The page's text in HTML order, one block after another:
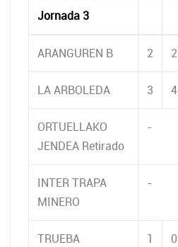
Jornada 3
ARANGUREN B 2 2
LA ARBOLEDA 3 4
ORTUELLAKO
JENDEA Retirado
-
INTER TRAPA
MINERO
-
TRUEBA 1 0